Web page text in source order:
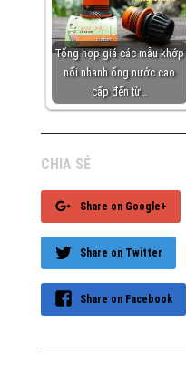
Tổng hợp giá các mẫu khớp
nối nhanh ống nước cao
cấp đến từ…
CHIA SẺ
Share on Google+
Share on Twitter
Share on Facebook